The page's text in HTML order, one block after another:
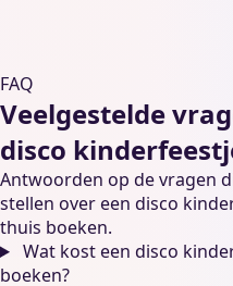
FAQ
Veelgestelde
disco
Antwoorden op de vragen
stellen over een disco
thuis boeken.
Wat kost een disco
boeken?